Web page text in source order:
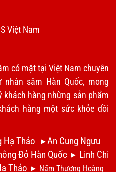
Việt Nam
có mặt tại Việt Nam chuyên
sâm Hàn Quốc, mong
khách hàng những sản phẩm
hàng một sức khỏe dồi
Hạ Thảo ►An Cung Ngưu
Đỏ Hàn Quốc ► Linh Chi
Thảo ► Nấm Thượng Hoàng